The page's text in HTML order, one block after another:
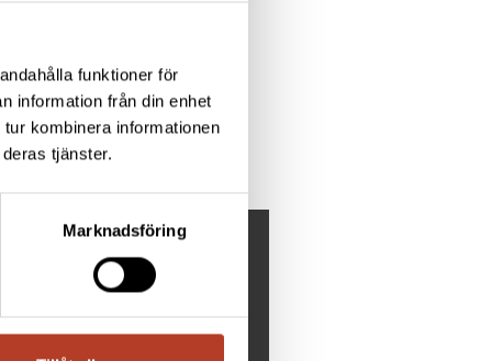
funktioner för
information från din enhet
kombinera informationen
tjänster.
Marknadsföring
DU HJÄLP?